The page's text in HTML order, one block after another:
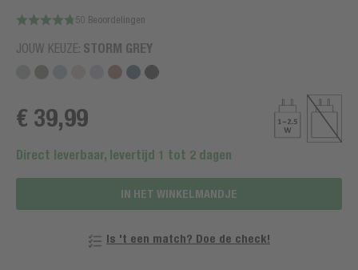
50 Beoordelingen
JOUW KEUZE: STORM GREY
€ 39,99
Direct leverbaar, levertijd 1 tot 2 dagen
IN HET WINKELMANDJE
Is 't een match? Doe de check!